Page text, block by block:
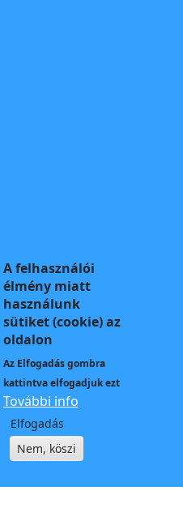
A felhasználói
élmény miatt
használunk
sütiket (cookie) az
oldalon
Az Elfogadásgombra
kattintva elfogadjuk ezt
További info
Elfogadás
Nem, köszi